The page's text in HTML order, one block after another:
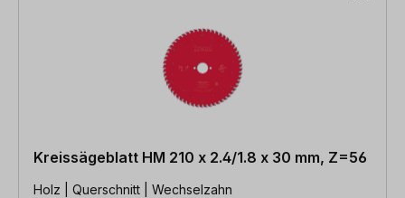
Kreissägeblatt HM 210 x 2.4/1.8 x 30 mm, Z=56
Holz | Querschnitt | Wechselzahn